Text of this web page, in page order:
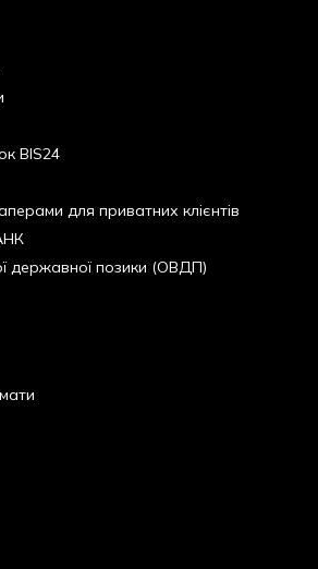
BIS24
для приватних клієнтів
державної позики (ОВДП)